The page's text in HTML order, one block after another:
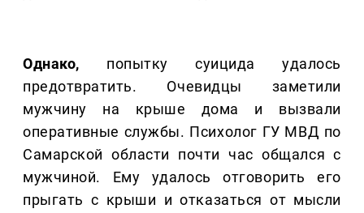
Однако, попытку суицида удалось
предотвратить. Очевидцы заметили
мужчину на крыше дома и вызвали
оперативные службы. Психолог ГУ МВД по
Самарской области почти час общался с
мужчиной. Ему удалось отговорить его
прыгать с крыши и отказаться от мысли